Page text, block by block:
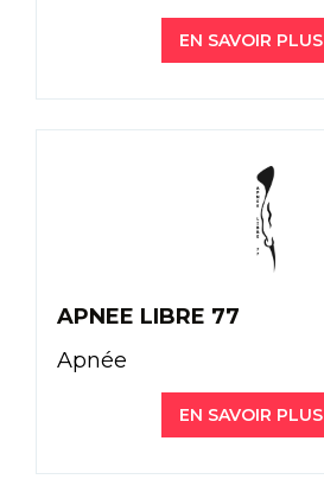
EN SAVOIR PLUS
APNEE LIBRE 77
Apnée
EN SAVOIR PLUS